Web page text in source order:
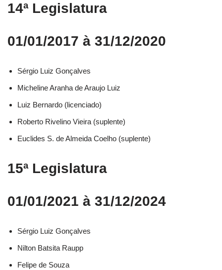
14ª Legislatura
01/01/2017 à 31/12/2020
Sérgio Luiz Gonçalves​
Micheline Aranha de Araujo Luiz​
Luiz Bernardo (licenciado)​
Roberto Rivelino Vieira (suplente)​
Euclides S. de Almeida Coelho (suplente)​
15ª Legislatura
01/01/2021 à 31/12/2024
Sérgio Luiz Gonçalves
Nilton Batsita Raupp
Felipe de Souza